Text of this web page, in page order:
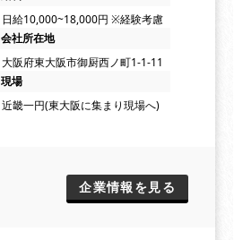
日給10,000~18,000円 ※経験考慮
会社所在地
大阪府東大阪市御厨西ノ町1-1-11
現場
近畿一円(東大阪に集まり現場へ)
企業情報を見る